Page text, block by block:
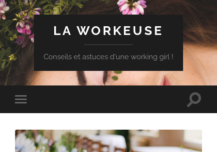
LA WORKEUSE
Conseils et astuces d'une working girl !
Toggle
mobile
Toggle